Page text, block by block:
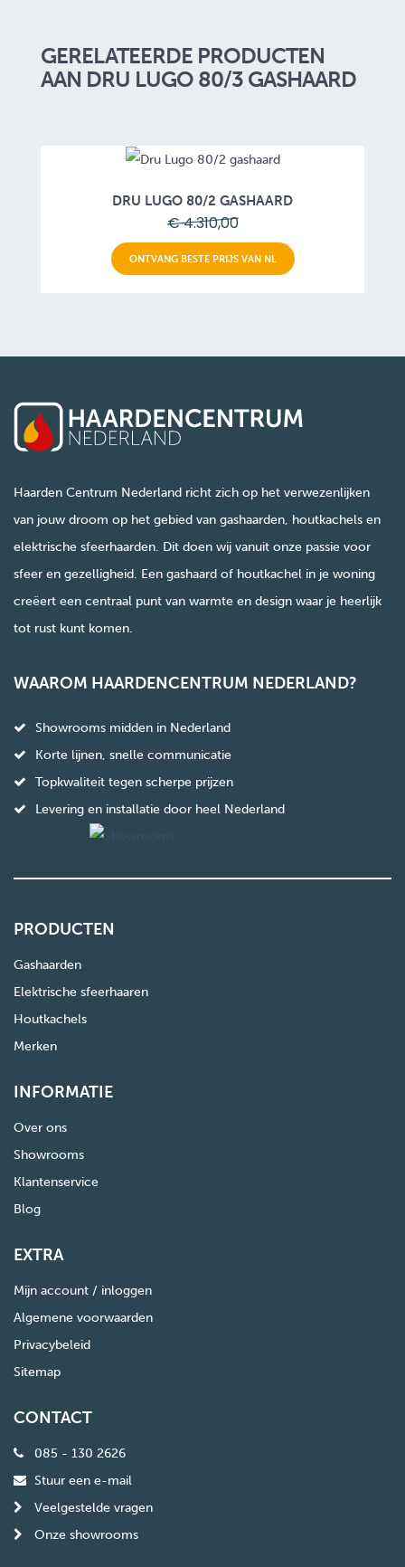
GERELATEERDE PRODUCTEN
AAN DRU LUGO 80/3 GASHAARD
DRU LUGO 80/2 GASHAARD
€ 4.310,00
ONTVANG BESTE PRIJS VAN NL
Haarden Centrum Nederland richt zich op het verwezenlijken
van jouw droom op het gebied van gashaarden, houtkachels en
elektrische sfeerhaarden. Dit doen wij vanuit onze passie voor
sfeer en gezelligheid. Een gashaard of houtkachel in je woning
creëert een centraal punt van warmte en design waar je heerlijk
tot rust kunt komen.
WAAROM HAARDENCENTRUM NEDERLAND?
Showrooms midden in Nederland
Korte lijnen, snelle communicatie
Topkwaliteit tegen scherpe prijzen
Levering en installatie door heel Nederland
PRODUCTEN
Gashaarden
Elektrische sfeerhaaren
Houtkachels
Merken
INFORMATIE
Over ons
Showrooms
Klantenservice
Blog
EXTRA
Mijn account / inloggen
Algemene voorwaarden
Privacybeleid
Sitemap
CONTACT
085 - 130 2626
Stuur een e-mail
Veelgestelde vragen
Onze showrooms